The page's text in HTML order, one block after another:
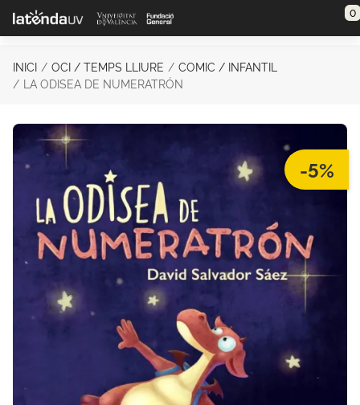
Saltar al contenido principal 0
INICI OCI / TEMPS LLIURE
COMIC / INFANTIL
LA ODISEA DE NUMERATRÓN
-5%